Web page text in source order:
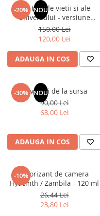
Vindecare Spirituala
Sanatate
Masaj
Medicina & Farmacie
Medicina Pentru Toti
Sport
Terapii Alternative
AudioBook
Beletristica
Biografii, Memorii, Jurnale
-20% NOU
Din tainele vietii si ale
Universului - versiune
originala din 1939. Volumele I-
III. Cutie de colectie -Scarlat
Demetrescu
150,00 Lei
120,00 Lei
ADAUGA IN COS
-30% NOU
Revelatii de la sursa
90,00 Lei
63,00 Lei
ADAUGA IN COS
-10%
Odorizant de camera
Hyacinth / Zambila - 120 ml
26,44 Lei
23,80 Lei